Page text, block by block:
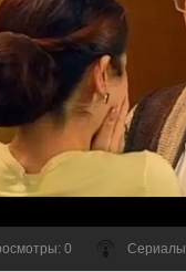
: 0 Сериалы